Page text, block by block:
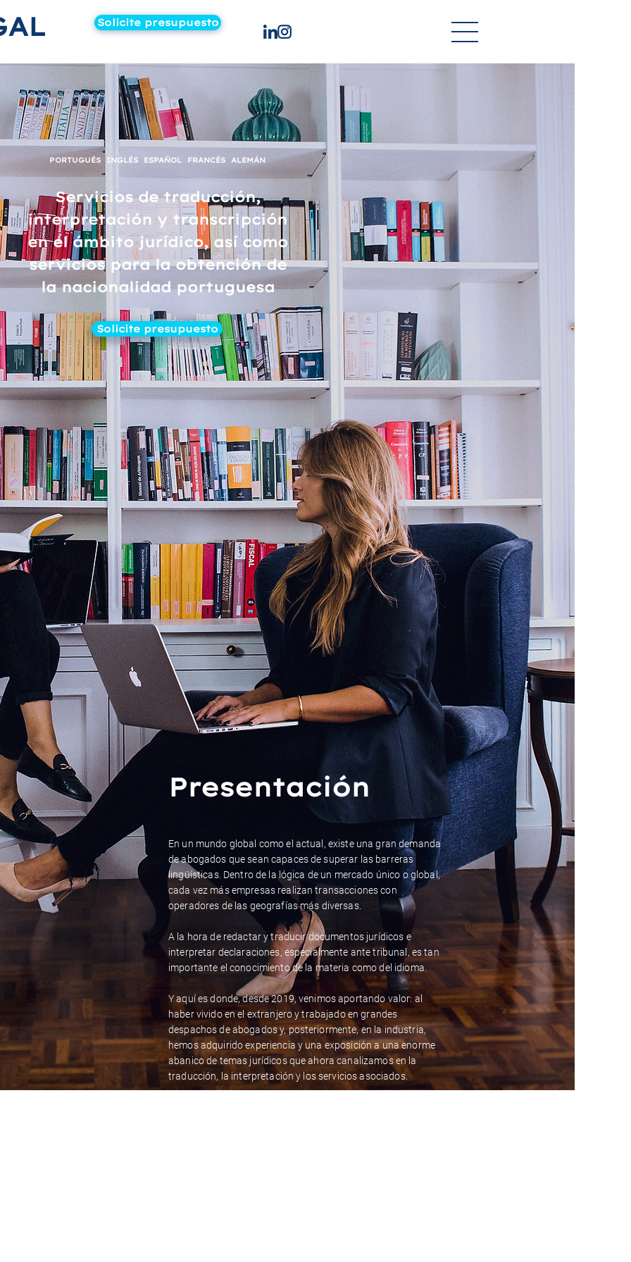
Solicite presupuesto
PORTUGUÉS INGLÉS ESPAÑOL FRANCÉS ALEMÁN
Servicios de traducción,
interpretación y transcripción
en el ámbito jurídico, así como
servicios para la obtención de
la nacionalidad portuguesa
Solicite presupuesto
Presentación
En un mundo global como el actual, existe una gran demanda
de abogados que sean capaces de superar las barreras
lingüísticas. Dentro de la lógica de un mercado único o global,
cada vez más empresas realizan transacciones con
operadores de las geografías más diversas.
A la hora de redactar y traducir documentos jurídicos e
interpretar declaraciones, especialmente ante tribunal, es tan
importante el conocimiento de la materia como del idioma.
Y aquí es donde, desde 2019, venimos aportando valor: al
haber vivido en el extranjero y trabajado en grandes
despachos de abogados y, posteriormente, en la industria,
hemos adquirido experiencia y una exposición a una enorme
abanico de temas jurídicos que ahora canalizamos en la
traducción, la interpretación y los servicios asociados.